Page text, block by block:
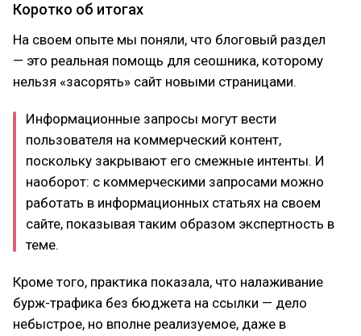
Коротко об итогах
На своем опыте мы поняли, что блоговый раздел
— это реальная помощь для сеошника, которому
нельзя «засорять» сайт новыми страницами.
Информационные запросы могут вести
пользователя на коммерческий контент,
поскольку закрывают его смежные интенты. И
наоборот: с коммерческими запросами можно
работать в информационных статьях на своем
сайте, показывая таким образом экспертность в
теме.
Кроме того, практика показала, что налаживание
бурж-трафика без бюджета на ссылки — дело
небыстрое, но вполне реализуемое, даже в